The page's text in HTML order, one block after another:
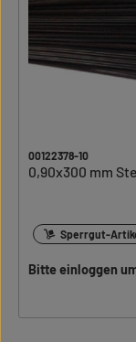
00122378-10
0,90x300 mm
Sperrgut-
Bitte einloggen